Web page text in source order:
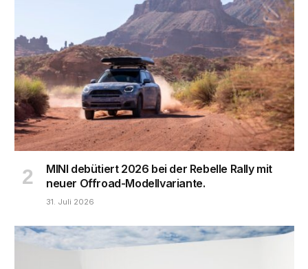
MINI debütiert 2026 bei der Rebelle Rally mit
neuer Offroad-Modellvariante.
31. Juli 2026